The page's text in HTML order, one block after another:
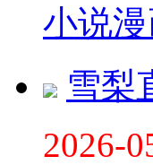
小说
雪梨
2026-